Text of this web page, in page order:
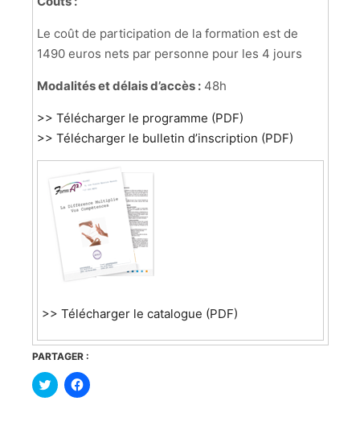
Le coût de participation de la formation est de
1490 euros nets par personne pour les 4 jours
Modalités et délais d’accès : 48h
>> Télécharger le programme (PDF)
>> Télécharger le bulletin d’inscription (PDF)
>> Télécharger le catalogue (PDF)
PARTAGER :
Cliquez
pour
Cliquez
pour